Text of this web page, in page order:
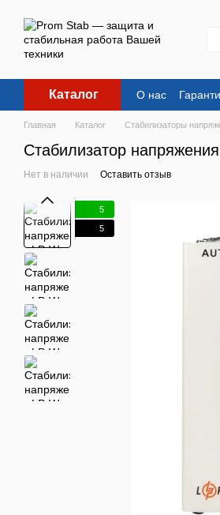
Каталог О нас
Главная Каталог Стабилизаторы
Стабилизатор
Нет в наличии Оставить отзыв
5
5